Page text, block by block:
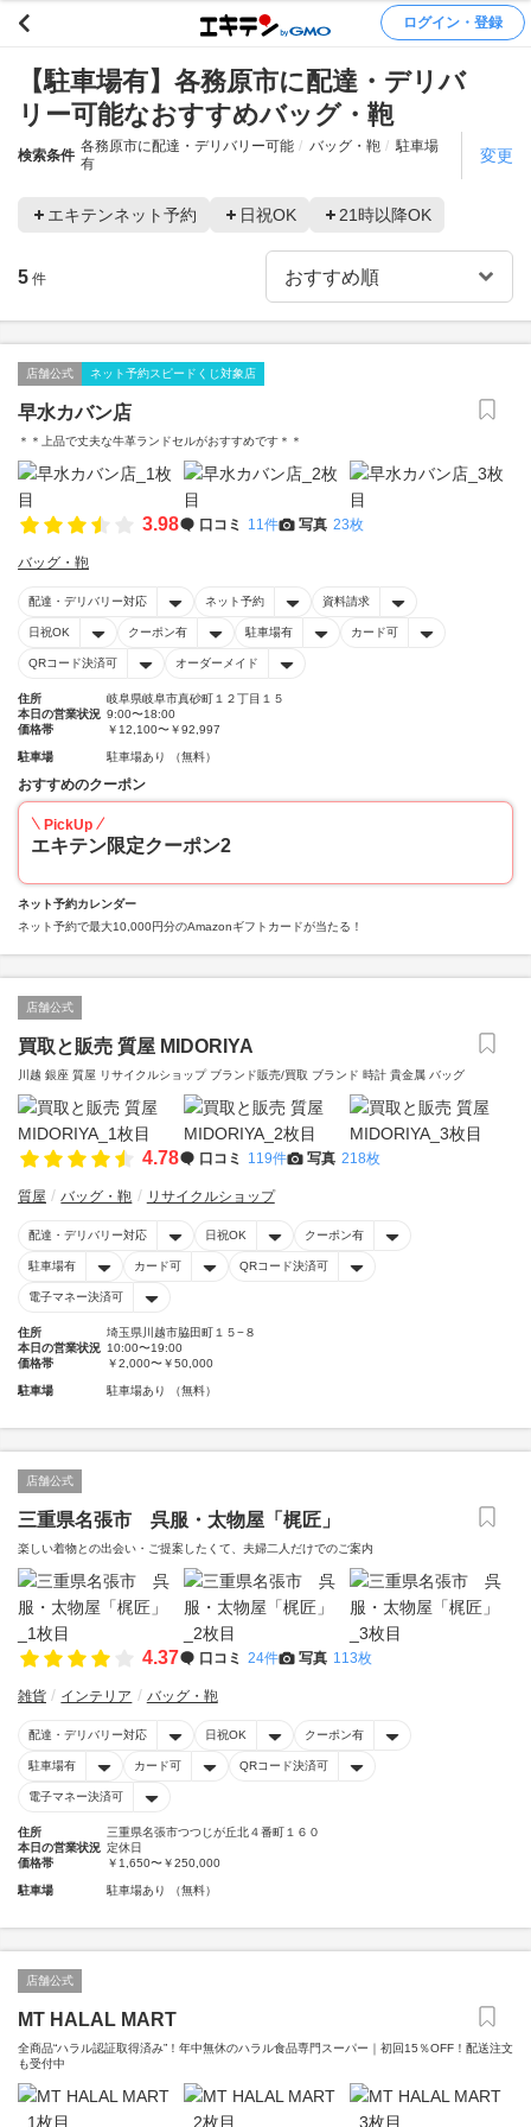
ログイン・登録
【駐車場有】各務原市に配達・デリバ
リー可能なおすすめバッグ・鞄
検索条件
各務原市に配達・デリバリー可能 バッグ・鞄
駐車場
有
変更
エキテンネット予約 日祝OK 21時以降OK
5 件
店舗公式 ネット予約スピードくじ対象店
早水カバン店
＊＊上品で丈夫な牛革ランドセルがおすすめです＊＊
3.98 口コミ 11件 写真 23枚
バッグ・鞄
配達・デリバリー対応 ネット予約 資料請求
日祝OK クーポン有 駐車場有 カード可
QRコード決済可 オーダーメイド
住所
岐阜県岐阜市真砂町１２丁目１５
本日の営業状況 9:00〜18:00
価格帯
￥12,100〜￥92,997
駐車場 駐車場あり （無料）
おすすめのクーポン
PickUp
エキテン限定クーポン2
ネット予約カレンダー
ネット予約で最大10,000円分のAmazonギフトカードが当たる！
店舗公式
買取と販売 質屋 MIDORIYA
川越 銀座 質屋 リサイクルショップ ブランド販売/買取 ブランド 時計 貴金属 バッグ
4.78 口コミ 119件 写真 218枚
質屋 バッグ・鞄 リサイクルショップ
配達・デリバリー対応 日祝OK クーポン有
駐車場有 カード可 QRコード決済可
電子マネー決済可
住所
埼玉県川越市脇田町１５−８
本日の営業状況 10:00〜19:00
価格帯
￥2,000〜￥50,000
駐車場 駐車場あり （無料）
店舗公式
三重県名張市 呉服・太物屋「梶匠」
楽しい着物との出会い・ご提案したくて、夫婦二人だけでのご案内
4.37 口コミ 24件 写真 113枚
雑貨 インテリア バッグ・鞄
配達・デリバリー対応 日祝OK クーポン有
駐車場有 カード可 QRコード決済可
電子マネー決済可
住所
三重県名張市つつじが丘北４番町１６０
本日の営業状況 定休日
価格帯
￥1,650〜￥250,000
駐車場 駐車場あり （無料）
店舗公式
MT HALAL MART
全商品“ハラル認証取得済み”！年中無休のハラル食品専門スーパー｜初回15％OFF！配送注文
も受付中